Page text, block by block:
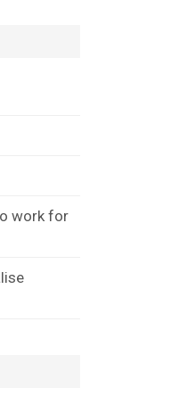
work for